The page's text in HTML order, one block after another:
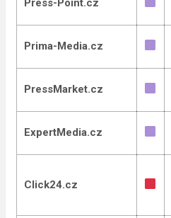
Press-Point.cz
Prima-Media.cz
PressMarket.cz
ExpertMedia.cz
Click24.cz